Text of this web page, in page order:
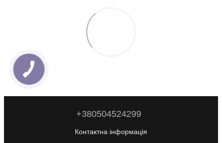
+380504524299
Контактна інформація